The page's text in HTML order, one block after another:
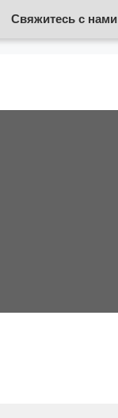
Свяжитесь с нами